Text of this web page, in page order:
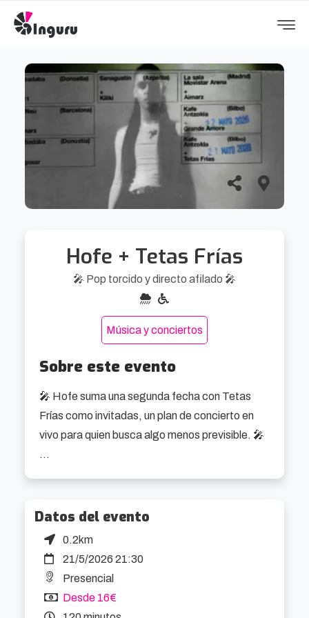
Hofe + Tetas Frías
🎤 Pop torcido y directo afilado 🎤
Música y conciertos
Sobre este evento
🎤 Hofe suma una segunda fecha con Tetas
Frías como invitadas, un plan de concierto en
vivo para quien busca algo menos previsible. 🎤
que no parecen escritas por un comité de
marketing. Su directo juega entre lo pegadizo y
lo incómodo, entre bailar sin pensarlo
demasiado y preguntarte qué acaba de pasar.
Datos del evento
0.2km
21/5/2026 21:30
Presencial
Desde 16€